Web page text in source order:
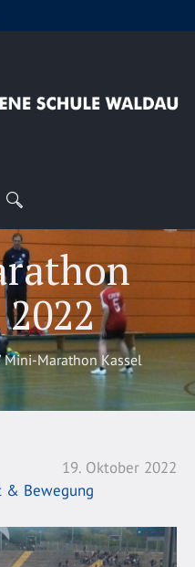
Mini-Marathon Kassel
19. Oktober 2022
& Bewegung